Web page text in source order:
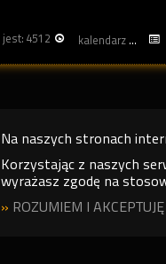
jest: 4512 kalendarz
Na naszych stronach
Korzystając z naszych
wyrażasz zgodę na
» ROZUMIEM I AKCEPTUJĘ